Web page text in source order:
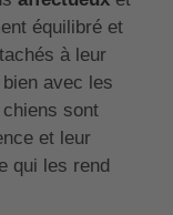
équilibré et
à leur
avec les
sont
et leur
qui les rend